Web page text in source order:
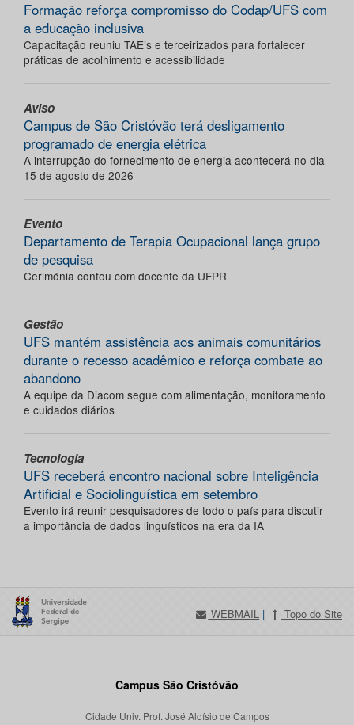
Formação reforça compromisso do Codap/UFS com
a educação inclusiva
Capacitação reuniu TAE’s e terceirizados para fortalecer
práticas de acolhimento e acessibilidade
Aviso
Campus de São Cristóvão terá desligamento
programado de energia elétrica
A interrupção do fornecimento de energia acontecerá no dia
15 de agosto de 2026
Evento
Departamento de Terapia Ocupacional lança grupo
de pesquisa
Cerimônia contou com docente da UFPR
Gestão
UFS mantém assistência aos animais comunitários
durante o recesso acadêmico e reforça combate ao
abandono
A equipe da Diacom segue com alimentação, monitoramento
e cuidados diários
Tecnologia
UFS receberá encontro nacional sobre Inteligência
Artificial e Sociolinguística em setembro
Evento irá reunir pesquisadores de todo o país para discutir
a importância de dados linguísticos na era da IA
WEBMAIL | Topo do Site
Campus São Cristóvão
Cidade Univ. Prof. José Aloísio de Campos